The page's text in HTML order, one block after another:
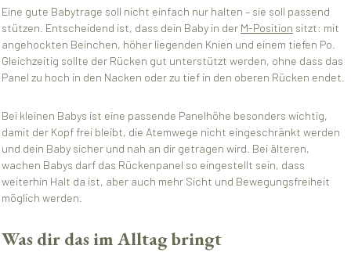
Eine gute Babytrage soll nicht einfach nur halten – sie soll passend
stützen. Entscheidend ist, dass dein Baby in der M-Position sitzt: mit
angehockten Beinchen, höher liegenden Knien und einem tiefen Po.
Gleichzeitig sollte der Rücken gut unterstützt werden, ohne dass das
Panel zu hoch in den Nacken oder zu tief in den oberen Rücken endet.
Bei kleinen Babys ist eine passende Panelhöhe besonders wichtig,
damit der Kopf frei bleibt, die Atemwege nicht eingeschränkt werden
und dein Baby sicher und nah an dir getragen wird. Bei älteren,
wachen Babys darf das Rückenpanel so eingestellt sein, dass
weiterhin Halt da ist, aber auch mehr Sicht und Bewegungsfreiheit
möglich werden.
Was dir das im Alltag bringt